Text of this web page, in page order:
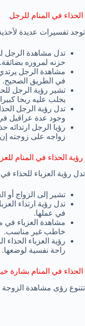
الحذاء في المنام للرجل
توجد تفسيرات عديدة
تدل مشاهدة الرجل
حزنه لمروره بضائقة.
مشاهدة الرجل
في الطريق الصحيح.
تشير رؤية الرجل
يجلب عليه ربحا
تدل رؤية الرجل
وجود عدة عراقيل
رؤيا الرجل ارتدائه
زواجه على زوجته
رؤية الحذاء في المنام
تدل رؤية العزباء للحذاء
تشير إلى الزواج أو
تدل رؤية ارتداء
في عملها.
مشاهدة العزباء في
خاطب غير مناسب.
رؤية العزباء
راحة نفسية لوضعها.
الحذاء في المنام بشارة
تتنوع رؤى مشاهدة الزوجة